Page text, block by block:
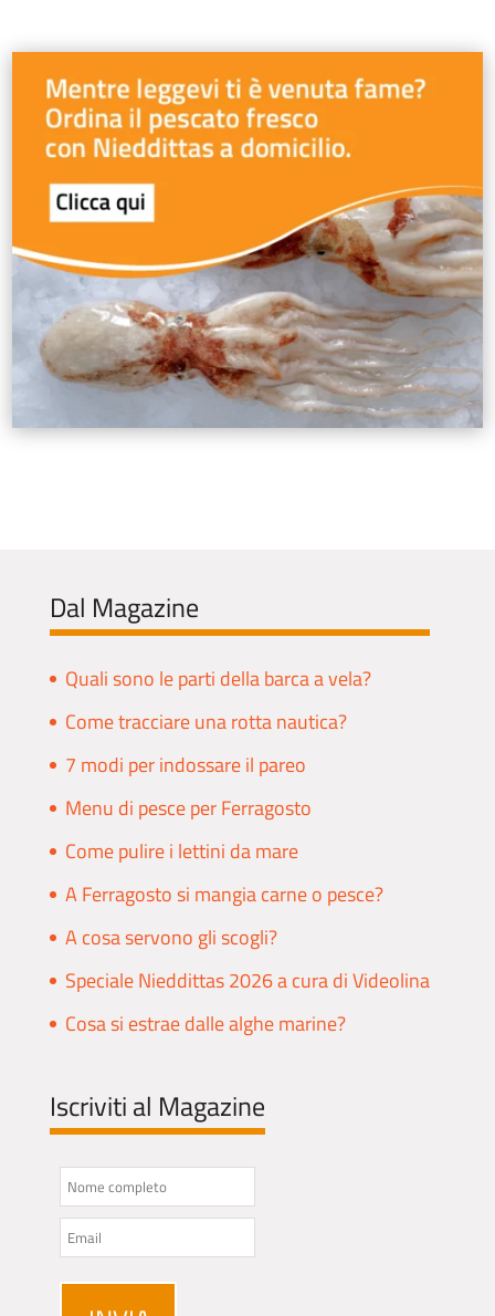
Dal Magazine
Quali sono le parti della barca a vela?
Come tracciare una rotta nautica?
7 modi per indossare il pareo
Menu di pesce per Ferragosto
Come pulire i lettini da mare
A Ferragosto si mangia carne o pesce?
A cosa servono gli scogli?
Speciale Nieddittas 2026 a cura di Videolina
Cosa si estrae dalle alghe marine?
Iscriviti al Magazine